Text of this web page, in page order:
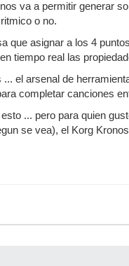
va a permitir generar
o no.
que asignar a los 4
tiempo real las
el arsenal de
completar canciones
... pero para quien
se vea), el Korg